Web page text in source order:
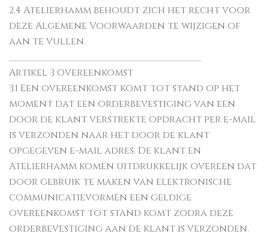
2.4 Atelierhamm behoudt zich het recht voor
deze Algemene Voorwaarden te wijzigen of
aan te vullen.
Artikel 3 Overeenkomst
3.1 Een overeenkomst komt tot stand op het
moment dat een orderbevestiging van een
door de klant verstrekte opdracht per e-mail
is verzonden naar het door de klant
opgegeven e-mail adres. De klant en
Atelierhamm komen uitdrukkelijk overeen dat
door gebruik te maken van elektronische
communicatievormen een geldige
overeenkomst tot stand komt zodra deze
orderbevestiging aan de klant is verzonden.